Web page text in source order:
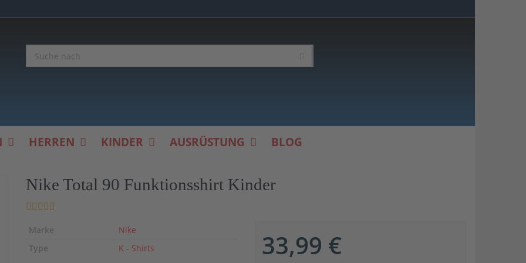
HERREN KINDER AUSRÜSTUNG BLOG
Nike Total 90 Funktionsshirt Kinder
33,99 €
Marke
Nike
Type
K - Shirts